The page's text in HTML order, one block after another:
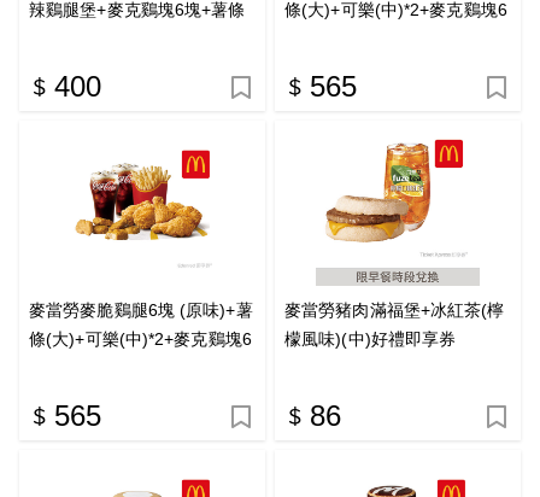
辣鷄腿堡+麥克鷄塊6塊+薯條
400
條(大)+可樂(中)*2+麥克鷄塊6
565
麥當勞麥脆鷄腿6塊 (原味)+薯
條(大)+可樂(中)*2+麥克鷄塊6
565
麥當勞豬肉滿福堡+冰紅茶(檸
檬風味)(中)好禮即享券
86